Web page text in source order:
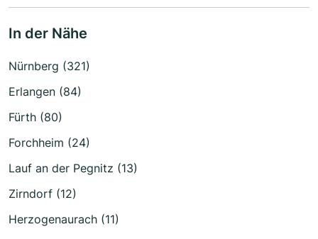
In der Nähe
Nürnberg (321)
Erlangen (84)
Fürth (80)
Forchheim (24)
Lauf an der Pegnitz (13)
Zirndorf (12)
Herzogenaurach (11)